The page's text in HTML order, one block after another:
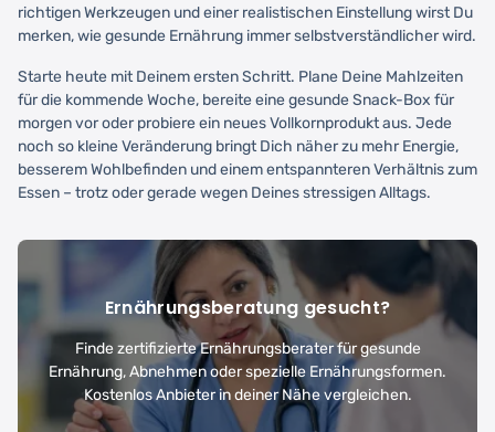
richtigen Werkzeugen und einer realistischen Einstellung wirst Du
merken, wie gesunde Ernährung immer selbstverständlicher wird.
Starte heute mit Deinem ersten Schritt. Plane Deine Mahlzeiten
für die kommende Woche, bereite eine gesunde Snack-Box für
morgen vor oder probiere ein neues Vollkornprodukt aus. Jede
noch so kleine Veränderung bringt Dich näher zu mehr Energie,
besserem Wohlbefinden und einem entspannteren Verhältnis zum
Essen – trotz oder gerade wegen Deines stressigen Alltags.
Ernährungsberatung gesucht?
Finde zertifizierte Ernährungsberater für gesunde
Ernährung, Abnehmen oder spezielle Ernährungsformen.
Kostenlos Anbieter in deiner Nähe vergleichen.